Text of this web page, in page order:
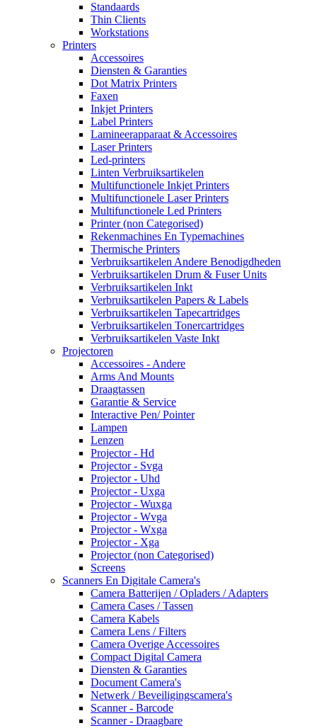
Standaards
Thin Clients
Workstations
Printers
Accessoires
Diensten & Garanties
Dot Matrix Printers
Faxen
Inkjet Printers
Label Printers
Lamineerapparaat & Accessoires
Laser Printers
Led-printers
Linten Verbruiksartikelen
Multifunctionele Inkjet Printers
Multifunctionele Laser Printers
Multifunctionele Led Printers
Printer (non Categorised)
Rekenmachines En Typemachines
Thermische Printers
Verbruiksartikelen Andere Benodigdheden
Verbruiksartikelen Drum & Fuser Units
Verbruiksartikelen Inkt
Verbruiksartikelen Papers & Labels
Verbruiksartikelen Tapecartridges
Verbruiksartikelen Tonercartridges
Verbruiksartikelen Vaste Inkt
Projectoren
Accessoires - Andere
Arms And Mounts
Draagtassen
Garantie & Service
Interactive Pen/ Pointer
Lampen
Lenzen
Projector - Hd
Projector - Svga
Projector - Uhd
Projector - Uxga
Projector - Wuxga
Projector - Wvga
Projector - Wxga
Projector - Xga
Projector (non Categorised)
Screens
Scanners En Digitale Camera's
Camera Batterijen / Opladers / Adapters
Camera Cases / Tassen
Camera Kabels
Camera Lens / Filters
Camera Overige Accessoires
Compact Digital Camera
Diensten & Garanties
Document Camera's
Netwerk / Beveiligingscamera's
Scanner - Barcode
Scanner - Draagbare